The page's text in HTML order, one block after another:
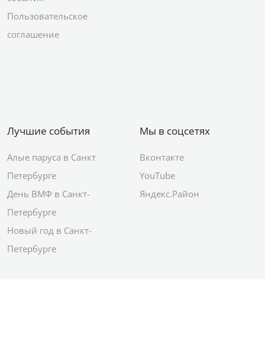
Пользовательское
соглашение
Лучшие события
Алые паруса в Санкт
Петербурге
День ВМФ в Санкт-
Петербурге
Новый год в Санкт-
Петербурге
Мы в соцсетях
Вконтакте
YouTube
Яндекс.Район